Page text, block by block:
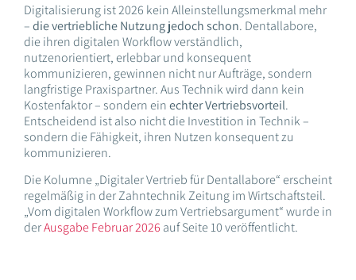
Digitalisierung ist 2026 kein Alleinstellungsmerkmal mehr
–die vertriebliche Nutzung jedoch schon. Dentallabore,
die ihren digitalen Workflow verständlich,
nutzenorientiert, erlebbar und konsequent
kommunizieren, gewinnen nicht nur Aufträge, sondern
langfristige Praxispartner. Aus Technik wird dann kein
Kostenfaktor – sondern einechter Vertriebsvorteil.
Entscheidend ist also nicht die Investition in Technik –
sondern die Fähigkeit, ihren Nutzen konsequent zu
kommunizieren.
Die Kolumne „Digitaler Vertrieb für Dentallabore“ erscheint
regelmäßig in der Zahntechnik Zeitung im Wirtschaftsteil.
„Vom digitalen Workflow zum Vertriebsargument“ wurde in
derAusgabe Februar 2026 auf Seite 10 veröffentlicht.